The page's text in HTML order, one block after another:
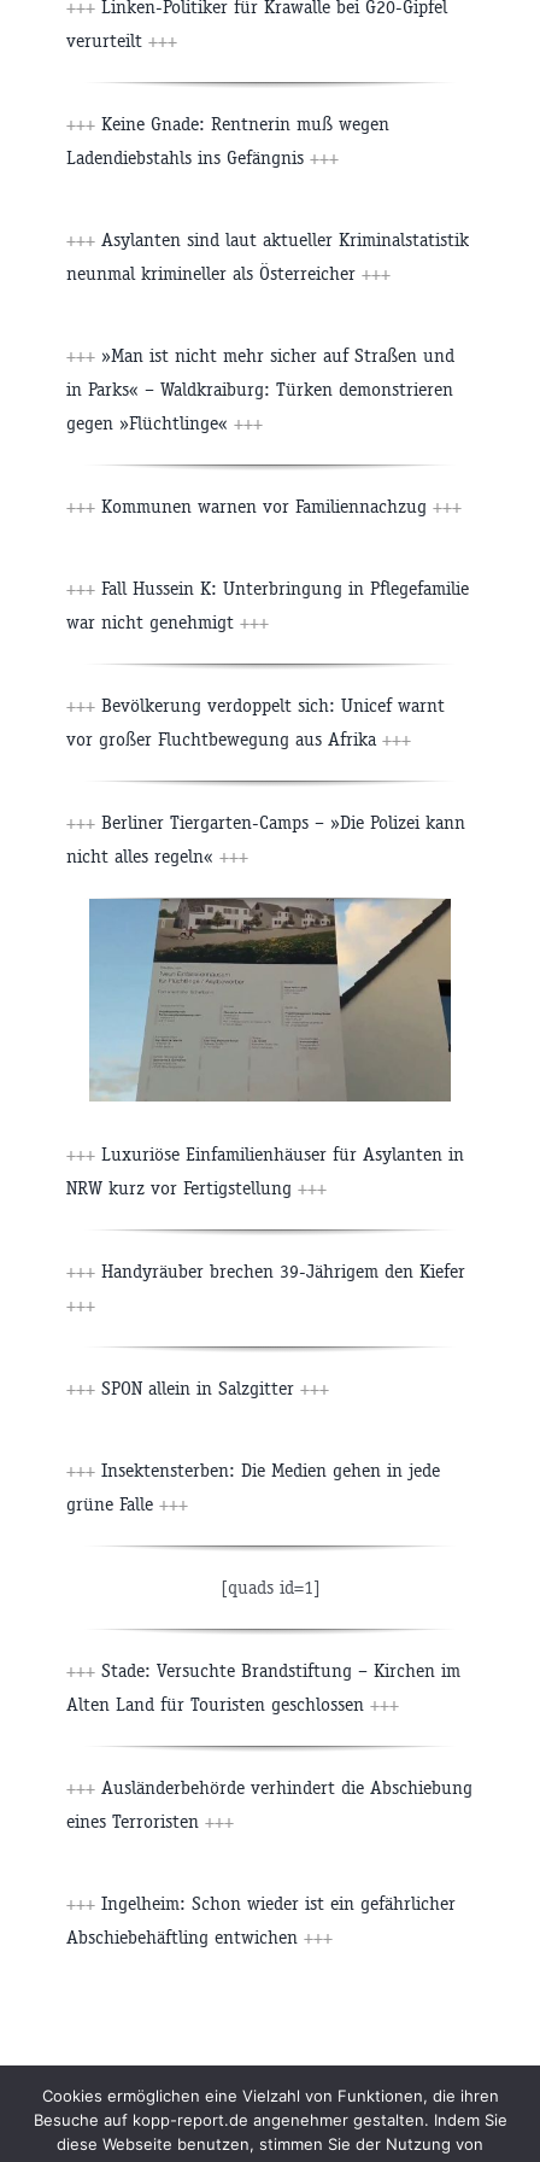
+++ Linken-Politiker für Krawalle bei G20-Gipfel
verurteilt +++
+++ Keine Gnade: Rentnerin muß wegen
Ladendiebstahls ins Gefängnis +++
+++ Asylanten sind laut aktueller Kriminalstatistik
neunmal krimineller als Österreicher +++
+++ »Man ist nicht mehr sicher auf Straßen und
in Parks« – Waldkraiburg: Türken demonstrieren
gegen »Flüchtlinge« +++
+++ Kommunen warnen vor Familiennachzug +++
+++ Fall Hussein K: Unterbringung in Pflegefamilie
war nicht genehmigt +++
+++ Bevölkerung verdoppelt sich: Unicef warnt
vor großer Fluchtbewegung aus Afrika +++
+++ Berliner Tiergarten-Camps – »Die Polizei kann
nicht alles regeln« +++
+++ Luxuriöse Einfamilienhäuser für Asylanten in
NRW kurz vor Fertigstellung +++
+++ Handyräuber brechen 39-Jährigem den Kiefer
+++
+++ SPON allein in Salzgitter +++
+++ Insektensterben: Die Medien gehen in jede
grüne Falle +++
[quads id=1]
+++ Stade: Versuchte Brandstiftung – Kirchen im
Alten Land für Touristen geschlossen +++
+++ Ausländerbehörde verhindert die Abschiebung
eines Terroristen +++
+++ Ingelheim: Schon wieder ist ein gefährlicher
Abschiebehäftling entwichen +++
Beiträge Archiv Impressum
Newsletter
Kopp Verlag
Datenschutzerklärung
Cookies ermöglichen eine Vielzahl von Funktionen, die ihren
Besuche auf kopp-report.de angenehmer gestalten. Indem Sie
diese Webseite benutzen, stimmen Sie der Nutzung von